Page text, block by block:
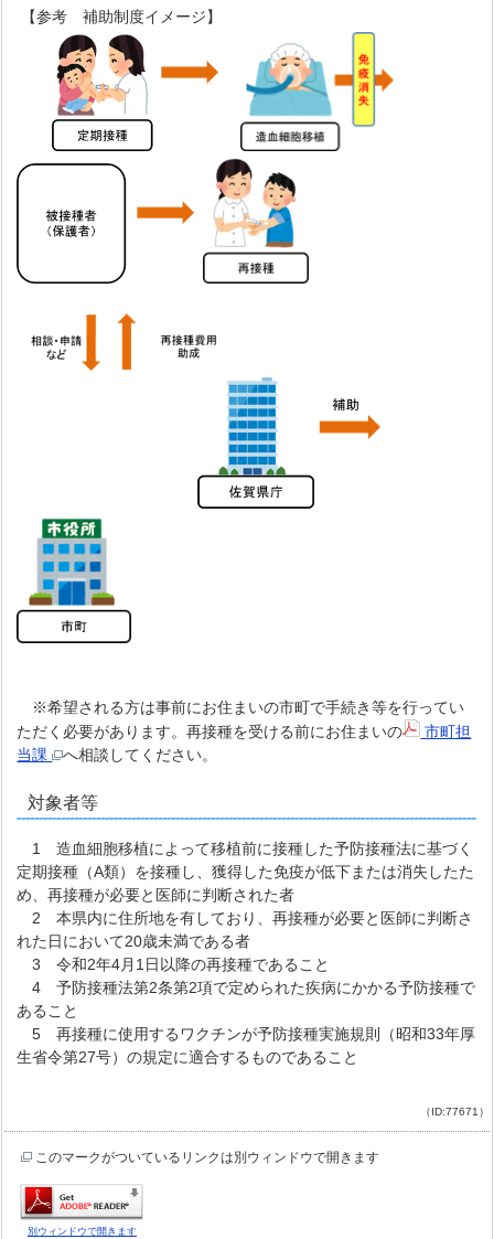
【参考 補助制度イメージ】
※希望される方は事前にお住まいの市町で手続き等を行ってい
ただく必要があります。再接種を受ける前にお住まいの
市町担
当課
へ相談してください。
対象者等
1 造血細胞移植によって移植前に接種した予防接種法に基づく
定期接種（A類）を接種し、獲得した免疫が低下または消失したた
め、再接種が必要と医師に判断された者
2 本県内に住所地を有しており、再接種が必要と医師に判断さ
れた日において20歳未満である者
3 令和2年4月1日以降の再接種であること
4 予防接種法第2条第2項で定められた疾病にかかる予防接種で
あること
5 再接種に使用するワクチンが予防接種実施規則（昭和33年厚
生省令第27号）の規定に適合するものであること
（ID:77671）
このマークがついているリンクは別ウィンドウで開きます
別ウィンドウで開きます